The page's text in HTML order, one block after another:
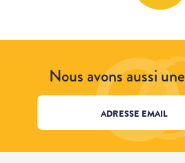
Nous avons aussi une